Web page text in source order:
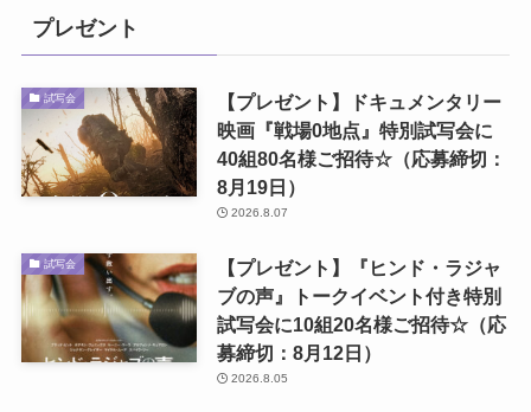
プレゼント
試写会
【プレゼント】ドキュメンタリー
映画『戦場0地点』特別試写会に
40組80名様ご招待☆（応募締切：
8月19日）
2026.8.07
試写会
【プレゼント】『ヒンド・ラジャ
ブの声』トークイベント付き特別
試写会に10組20名様ご招待☆（応
募締切：8月12日）
2026.8.05